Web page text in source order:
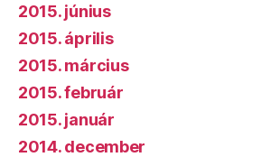
2015. június
2015. április
2015. március
2015. február
2015. január
2014. december